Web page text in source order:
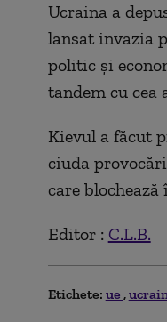
Ucraina a
lansat invazia
politic şi
tandem cu cea
Kievul a făcut
ciuda
care
Editor : C.L.B.
Etichete: ue